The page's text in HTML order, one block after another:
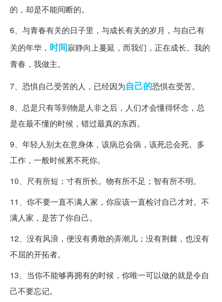
的，却是不能间断的。
6、与青春有关的日子里，与成长有关的岁月，与自己有
关的年华， 时间寂静向上蔓延，而我们，正在成长。我的
青春，我做主。
7、恐惧自己受苦的人，已经因为自己的恐惧在受苦。
8、总是只有等到物是人非之后，人们才会懂得怀念，总
是在最不懂的时候，错过最真的东西。
9、年轻人别太在意身体，该病总会病，该死总会死。多
工作，一般时候累不死你。
10、尺有所短；寸有所长。物有所不足；智有所不明。
11、你不要一直不满人家，你应该一直检讨自己才对。不
满人家，是苦了你自己。
12、没有风浪，便没有勇敢的弄潮儿；没有荆棘，也没有
不屈的开拓者。
13、当你不能够再拥有的时候，你唯一可以做的就是令自
己不要忘记。